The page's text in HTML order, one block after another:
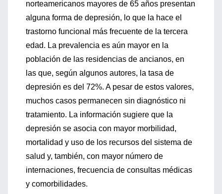
norteamericanos mayores de 65 años presentan
alguna forma de depresión, lo que la hace el
trastorno funcional más frecuente de la tercera
edad. La prevalencia es aún mayor en la
población de las residencias de ancianos, en
las que, según algunos autores, la tasa de
depresión es del 72%. A pesar de estos valores,
muchos casos permanecen sin diagnóstico ni
tratamiento. La información sugiere que la
depresión se asocia con mayor morbilidad,
mortalidad y uso de los recursos del sistema de
salud y, también, con mayor número de
internaciones, frecuencia de consultas médicas
y comorbilidades.